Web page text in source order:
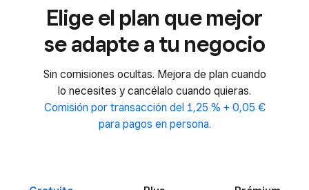
Elige el plan que mejor
se adapte a tu negocio
Sin comisiones ocultas. Mejora de plan cuando
lo necesites y cancélalo cuando quieras.
Comisión por transacción del 1,25 % + 0,05 €
para pagos en persona.